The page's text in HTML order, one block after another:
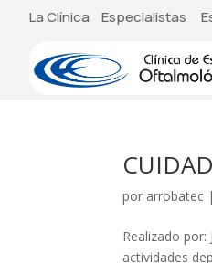
La Clínica Especialistas
por arrobatec
Realizado
actividades